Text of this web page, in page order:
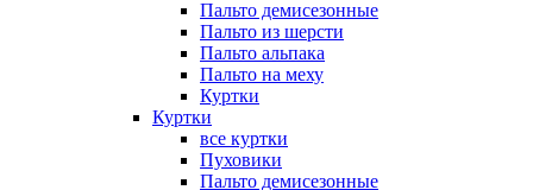
Пальто демисезонные
Пальто из шерсти
Пальто альпака
Пальто на меху
Куртки
Куртки
все куртки
Пуховики
Пальто демисезонные